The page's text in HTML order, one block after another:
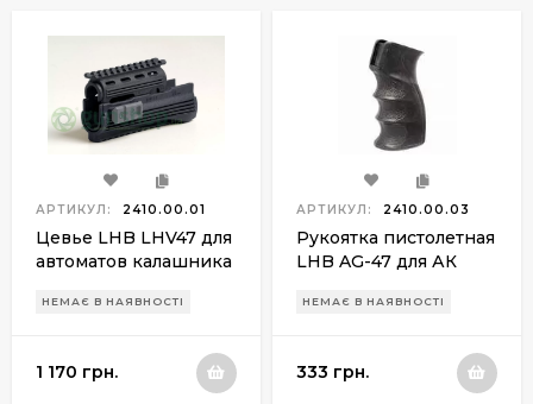
АРТИКУЛ: 2410.00.01
Цевье LHB LHV47 для
автоматов калашника
НЕМАЄ В НАЯВНОСТІ
1 170 грн.
АРТИКУЛ: 2410.00.03
Рукоятка пистолетная
LHB AG-47 для АК
НЕМАЄ В НАЯВНОСТІ
333 грн.